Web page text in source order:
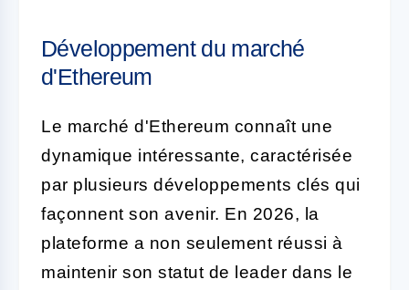
Développement du marché
d'Ethereum
Le marché d'Ethereum connaît une
dynamique intéressante, caractérisée
par plusieurs développements clés qui
façonnent son avenir. En 2026, la
plateforme a non seulement réussi à
maintenir son statut de leader dans le